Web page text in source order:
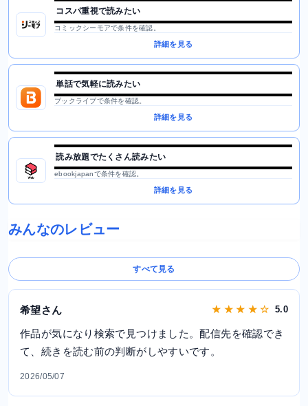
コスパ重視で読みたい
コミックシーモアで条件を確認。
詳細を見る
単話で気軽に読みたい
ブックライブで条件を確認。
詳細を見る
読み放題でたくさん読みたい
ebookjapanで条件を確認。
詳細を見る
みんなのレビュー
すべて見る
希望さん ★ ★ ★ ★ ☆ 5.0
作品が気になり検索で見つけました。配信先を確認でき
て、続きを読む前の判断がしやすいです。
2026/05/07